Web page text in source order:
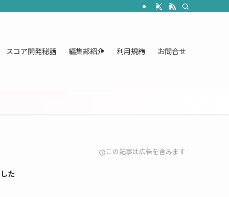
スコア開発秘話 編集部紹介 利用規約 お問合せ
info この記事は広告を含みます
た